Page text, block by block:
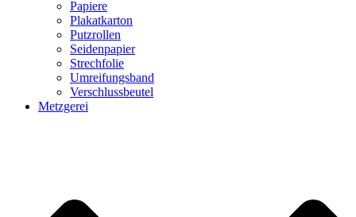
Papiere
Plakatkarton
Putzrollen
Seidenpapier
Strechfolie
Umreifungsband
Verschlussbeutel
Metzgerei